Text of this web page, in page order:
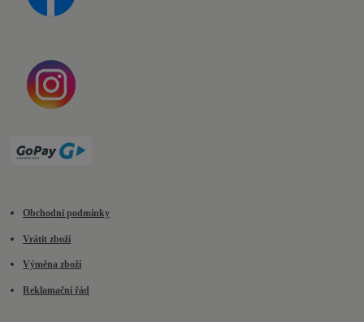
Obchodní podmínky
Vrátit zboží
Výměna zboží
Reklamační řád